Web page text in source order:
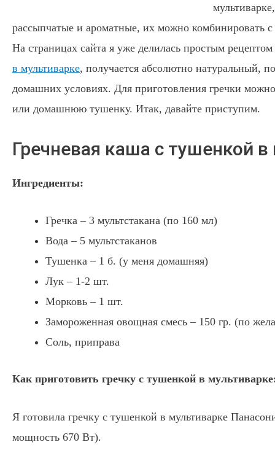
рассыпчатые и ароматные, их можно комбинировать
На страницах сайта я уже делилась простым
в мультиварке, получается абсолютно натуральный,
домашних условиях. Для приготовления гречки
или домашнюю тушенку. Итак, давайте приступим.
Гречневая каша с тушенкой в
Ингредиенты:
Гречка – 3 мультстакана (по 160 мл)
Вода – 5 мультстаканов
Тушенка – 1 б. (у меня домашняя)
Лук – 1-2 шт.
Морковь – 1 шт.
Замороженная овощная смесь – 150 гр. (по
Соль, приправа
Как приготовить гречку с тушенкой в
Я готовила гречку с тушенкой в мультиварке
мощность 670 Вт).